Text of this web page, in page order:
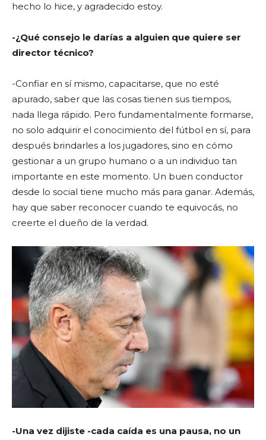
hecho lo hice, y agradecido estoy.
-¿Qué consejo le darías a alguien que quiere ser
director técnico?
-Confiar en sí mismo, capacitarse, que no esté
apurado, saber que las cosas tienen sus tiempos,
nada llega rápido. Pero fundamentalmente formarse,
no solo adquirir el conocimiento del fútbol en sí, para
después brindarles a los jugadores, sino en cómo
gestionar a un grupo humano o a un individuo tan
importante en este momento. Un buen conductor
desde lo social tiene mucho más para ganar. Además,
hay que saber reconocer cuando te equivocás, no
creerte el dueño de la verdad.
-Una vez dijiste -cada caída es una pausa, no un